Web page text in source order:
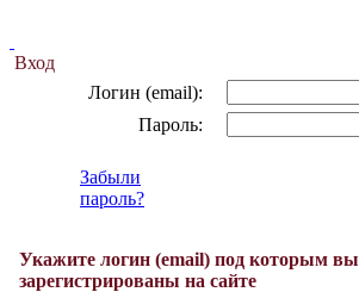
Вход
Логин (email):
Пароль:
Забыли
пароль?
Укажите логин (email) под которым вы
зарегистрированы на сайте